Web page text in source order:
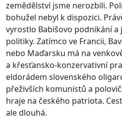
zemědělství jsme nerozbili.
bohužel nebyl k dispozici.
vyrostlo Babišovo podnikání a
politiky. Zatímco ve Francii,
nebo Maďarsku má na
a křesťansko-konzervativní
eldorádem slovenského
přeživších komunistů a
hraje na českého patriota.
ale dlouhá.